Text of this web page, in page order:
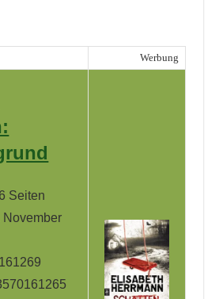
Werbung
Seiten
November